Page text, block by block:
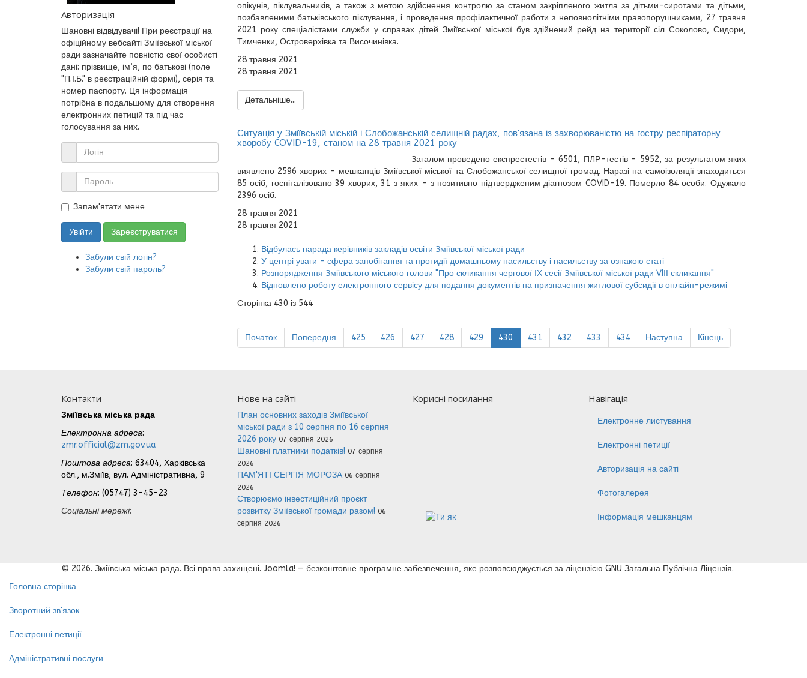
Авторизація
Шановні відвідувачі! При реєстрації на
офіційному вебсайті Зміївської міської
ради зазначайте повністю свої особисті
дані: прізвище, ім’я, по батькові (поле
"П.І.Б." в реєстраційній формі), серія та
номер паспорту. Ця інформація
потрібна в подальшому для створення
електронних петицій та під час
голосування за них.
Запам'ятати мене
Увійти Зареєструватися
Забули свій логін?
Забули свій пароль?
опікунів, піклувальників, а також з метою здійснення контролю за станом закріпленого житла за дітьми-сиротами та дітьми,
позбавленими батьківського піклування, і проведення профілактичної работи з неповнолітніми правопорушниками, 27 травня
2021 року спеціалістами служби у справах дітей Зміївської міської був здійнений рейд на території сіл Соколово, Сидори,
Тимченки, Островерхівка та Височинівка.
28 травня 2021
28 травня 2021
Детальніше...
Ситуація у Зміївській міській і Слобожанській селищній радах, пов'язана із захворюваністю на гостру респіраторну
хворобу COVID-19, станом на 28 травня 2021 року
Загалом проведено експрестестів - 6501, ПЛР-тестів - 5952, за результатом яких
виявлено 2596 хворих - мешканців Зміївської міської та Слобожанської селищної громад. Наразі на самоізоляції знаходиться
85 осіб, госпіталізовано 39 хворих, 31 з яких - з позитивно підтвердженим діагнозом COVID-19. Померло 84 особи. Одужало
2396 осіб.
28 травня 2021
28 травня 2021
Відбулась нарада керівників закладів освіти Зміївської міської ради
У центрі уваги - сфера запобігання та протидії домашньому насильству і насильству за ознакою статі
Розпорядження Зміївського міського голови "Про скликання чергової ІХ сесії Зміївської міської ради VIІІ скликання"
Відновлено роботу електронного сервісу для подання документів на призначення житлової субсидії в онлайн-режимі
Сторінка 430 із 544
Початок Попередня 425 426 427 428 429 430 431 432 433 434 Наступна Кінець
Контакти
Зміївська міська рада
Електронна адреса:
zmr.official@zm.gov.ua
Поштова адреса: 63404, Харківська
обл., м.Зміїв, вул. Адміністративна, 9
Телефон: (05747) 3-45-23
Соціальні мережі:
Нове на сайті
План основних заходів Зміївської
міської ради з 10 серпня по 16 серпня
2026 року 07 серпня 2026
Шановні платники податків! 07 серпня
2026
ПАМ'ЯТІ СЕРГІЯ МОРОЗА 06 серпня
2026
Створюємо інвестиційний проєкт
розвитку Зміївської громади разом! 06
серпня 2026
Корисні посилання Навігація
Електронне листування
Електронні петиції
Авторизація на сайті
Фотогалерея
Інформація мешканцям
© 2026. Зміївська міська рада. Всі права захищені. Joomla! — безкоштовне програмне забезпечення, яке розповсюджується за ліцензією GNU Загальна Публічна Ліцензія.
Головна сторінка
Зворотний зв'язок
Електронні петиції
Адміністративні послуги